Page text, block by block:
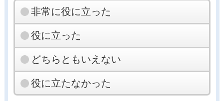
非常に役に立った
役に立った
どちらともいえない
役に立たなかった